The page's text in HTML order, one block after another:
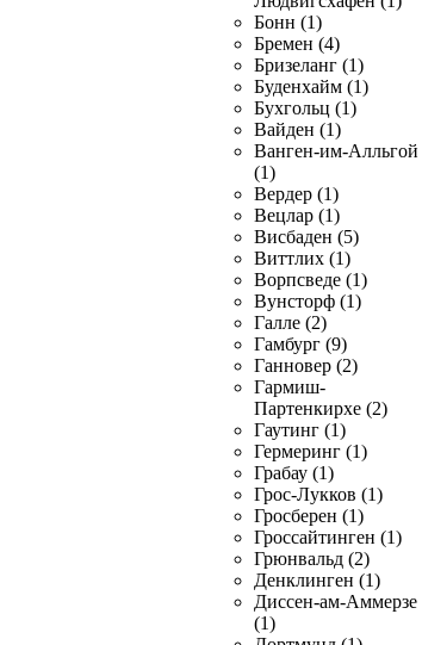
Бонн (1)
Бремен (4)
Бризеланг (1)
Буденхайм (1)
Бухгольц (1)
Вайден (1)
Ванген-им-Алльгой
(1)
Вердер (1)
Вецлар (1)
Висбаден (5)
Виттлих (1)
Ворпсведе (1)
Вунсторф (1)
Галле (2)
Гамбург (9)
Ганновер (2)
Гармиш-
Партенкирхе (2)
Гаутинг (1)
Гермеринг (1)
Грабау (1)
Грос-Лукков (1)
Гросберен (1)
Гроссайтинген (1)
Грюнвальд (2)
Денклинген (1)
Диссен-ам-Аммерзе
(1)